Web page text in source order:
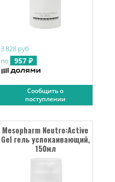
3 828 руб
по
957 ₽
Сообщить о
поступлении
Mesopharm Neutro:Active
Gel гель успокаивающий,
150мл